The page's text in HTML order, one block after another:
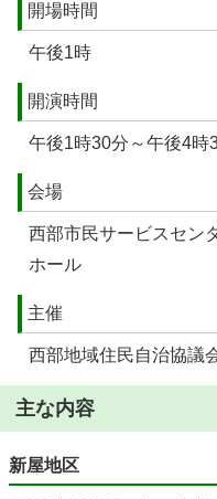
開場時間
午後1時
開演時間
午後1時30分～午後4時
会場
西部市民サービスセ
ホール
主催
西部地域住民自治協議
主な内容
新屋地区